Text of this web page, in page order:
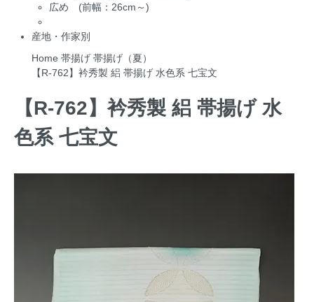
広め (前幅：26cm～)
産地・作家別
Home 帯揚げ 帯揚げ（夏）
【R-762】衿秀製 絽 帯揚げ 水色系 七宝文
【R-762】衿秀製 絽 帯揚げ 水
色系 七宝文